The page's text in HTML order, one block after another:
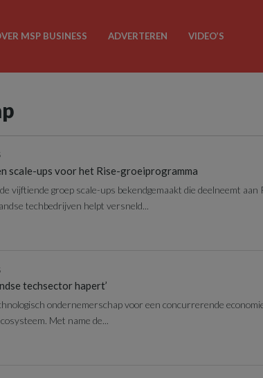
MSP BUSINESS ADVERTEREN VIDEO’S
scale-ups voor het Rise-groeiprogramma
vijftiende groep scale-ups bekendgemaakt die deelneemt aan
techbedrijven helpt versneld...
techsector hapert’
ondernemerschap voor een concurrerende
Met name de...